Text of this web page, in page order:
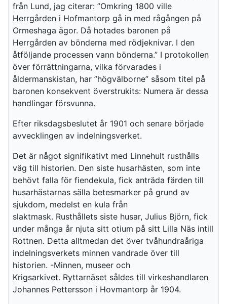
från Lund, jag citerar: ”Omkring 1800 ville
Herrgården i Hofmantorp gå in med rågången på
Ormeshaga ägor. Då hotades baronen på
Herrgården av bönderna med rödjeknivar. I den
åtföljande processen vann bönderna.” I protokollen
över förrättningarna, vilka förvarades i
åldermanskistan, har ”högvälborne” såsom titel på
baronen konsekvent överstrukits: Numera är dessa
handlingar försvunna.
Efter riksdagsbeslutet år 1901 och senare började
avvecklingen av indelningsverket.
Det är något signifikativt med Linnehult rusthålls
väg till historien. Den siste husarhästen, som inte
behövt falla för fiendekula, fick anträda färden till
husarhästarnas sälla betesmarker på grund av
sjukdom, medelst en kula från
slaktmask. Rusthållets siste husar, Julius Björn, fick
under många år njuta sitt otium på sitt Lilla Näs intill
Rottnen. Detta alltmedan det över tvåhundraåriga
indelningsverkets minnen vandrade över till
historien. -Minnen, museer och
Krigsarkivet. Ryttarnäset såldes till virkeshandlaren
Johannes Pettersson i Hovmantorp år 1904.